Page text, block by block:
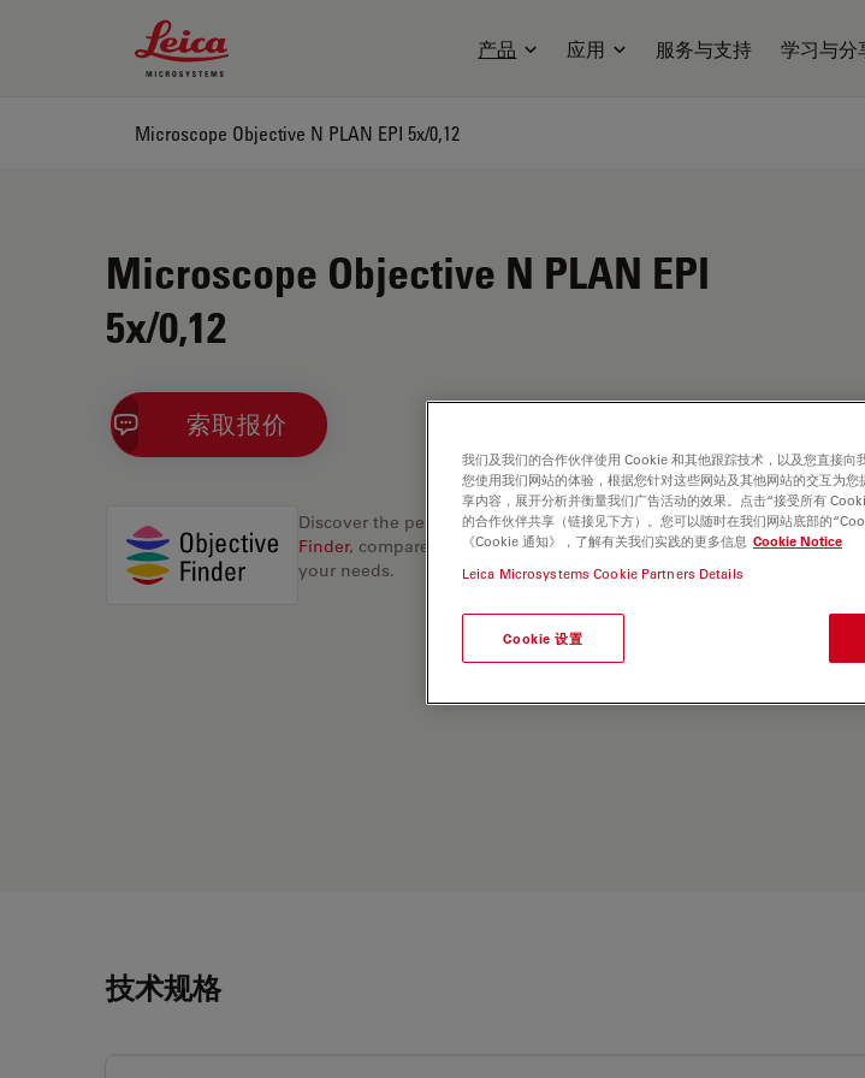
Leica Microsystems Logo
产品 应用 服务与支持 学习与分
Microscope Objective N PLAN EPI 5x/0,12
Microscope Objective N PLAN EPI
5x/0,12
索取报价
Discover the perfect solution. Explore our Objective
Finder, compare alternatives, and find the best fit for
your needs.
技术规格
我们及我们的合作伙伴使用 Cookie 和其他跟踪技术，以及您直接
您使用我们网站的体验，根据您针对这些网站及其他网站的交互为
享内容，展开分析并衡量我们广告活动的效果。点击“接受所有
的合作伙伴共享（链接见下方）。您可以随时在我们网站底部的
《Cookie 通知》，了解有关我们实践的更多信息 Cookie Notice
Leica Microsystems Cookie Partners Details
Cookie 设置